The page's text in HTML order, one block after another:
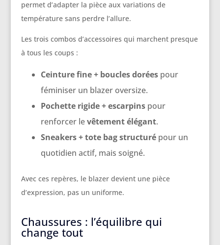
permet d’adapter la pièce aux variations de
température sans perdre l’allure.
Les trois combos d’accessoires qui marchent presque
à tous les coups :
Ceinture fine + boucles doréespour
féminiser un blazer oversize.
Pochette rigide + escarpinspour
renforcer levêtement élégant.
Sneakers + tote bag structurépour un
quotidien actif, mais soigné.
Avec ces repères, le blazer devient une pièce
d’expression, pas un uniforme.
Chaussures : l’équilibre qui
change tout